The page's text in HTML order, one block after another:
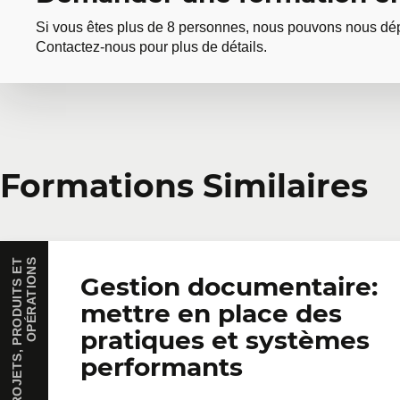
Si vous êtes plus de 8 personnes, nous pouvons nous
Contactez-nous pour plus de détails.
Demander une
offrons des formations privées adaptées aux
Prénom* Nom*
Entreprise
Formations Similaires
S
Gestion documentaire:
mettre en place des
pratiques et systèmes
performants